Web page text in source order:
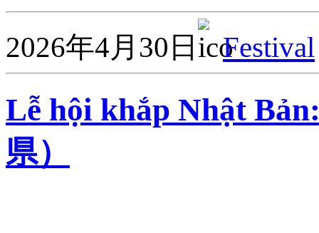
2026年4月30日
Festival
Lễ hội khắp Nhật
県）